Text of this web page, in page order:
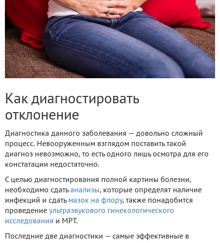
Как диагностировать
отклонение
Диагностика данного заболевания — довольно сложный
процесс. Невооруженным взглядом поставить такой
диагноз невозможно, то есть одного лишь осмотра для его
констатации недостаточно.
С целью диагностирования полной картины болезни,
необходимо сдать анализы, которые определят наличие
инфекций и сдатьмазок на флору, также понадобится
проведение ультразвукового гинекологического
исследования и МРТ.
Последние две диагностики — самые эффективные в